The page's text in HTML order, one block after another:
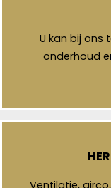
U kan bij ons
onderhoud
Ventilatie,